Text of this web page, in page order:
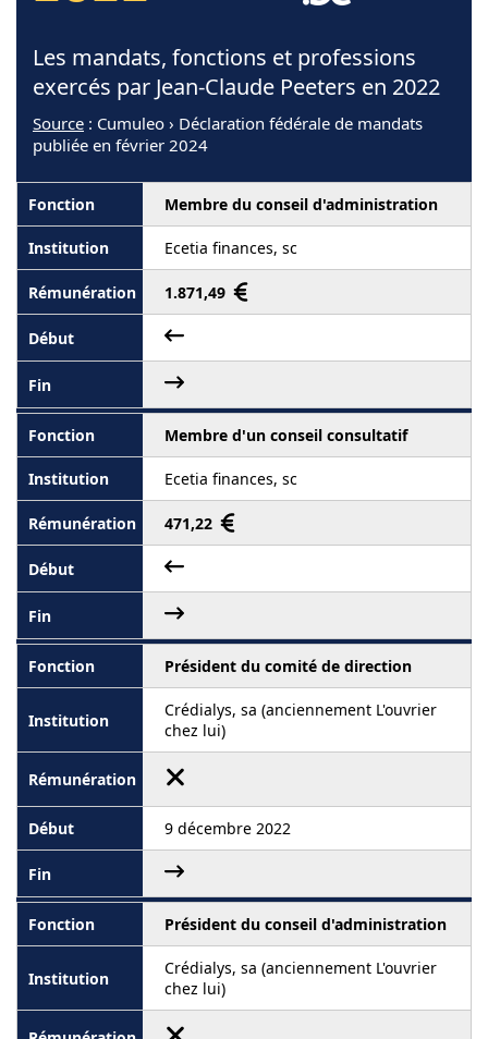
Les mandats, fonctions et professions
exercés par Jean-Claude Peeters en 2022
Source : Cumuleo › Déclaration fédérale de mandats
publiée en février 2024
Membre du conseil d'administration
Ecetia finances, sc
1.871,49
Membre d'un conseil consultatif
Ecetia finances, sc
471,22
Président du comité de direction
Crédialys, sa (anciennement L'ouvrier
chez lui)
9 décembre 2022
Président du conseil d'administration
Crédialys, sa (anciennement L'ouvrier
chez lui)